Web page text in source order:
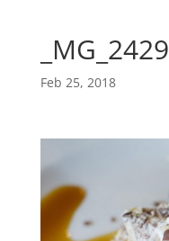
_MG_2429
Feb 25, 2018